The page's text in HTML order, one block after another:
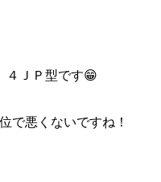
４ＪＰ型です😁
で悪くないですね！